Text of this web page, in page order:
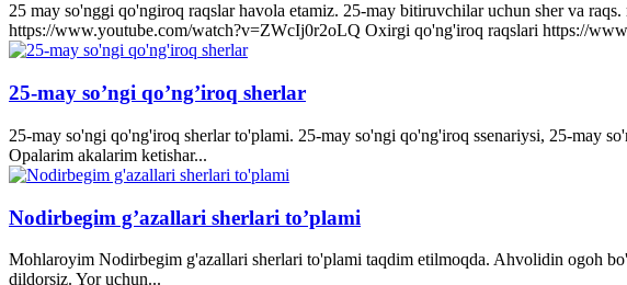
25 may so'nggi qo'ngiroq raqslar havola etamiz. 25-may bitiruvchilar uchun sher va
https://www.youtube.com/watch?v=ZWcIj0r2oLQ Oxirgi qo'ng'iroq raqslari https://
25-may so’ngi qo’ng’iroq sherlar
25-may so'ngi qo'ng'iroq sherlar to'plami. 25-may so'ngi qo'ng'iroq ssenariysi, 25-may
Opalarim akalarim ketishar...
Nodirbegim g’azallari sherlari to’plami
Mohlaroyim Nodirbegim g'azallari sherlari to'plami taqdim etilmoqda. Ahvolidin ogoh
dildorsiz. Yor uchun...